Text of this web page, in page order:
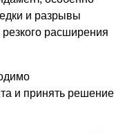
и разрывы
расширения
и принять решение